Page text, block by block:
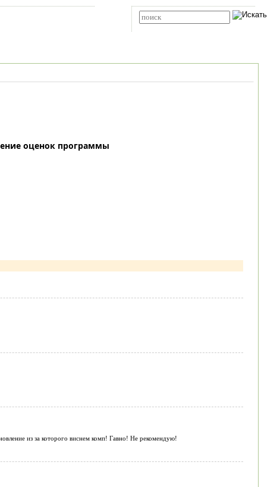
оценок программы
из за которого виснем комп! Гавно! Не рекомендую!